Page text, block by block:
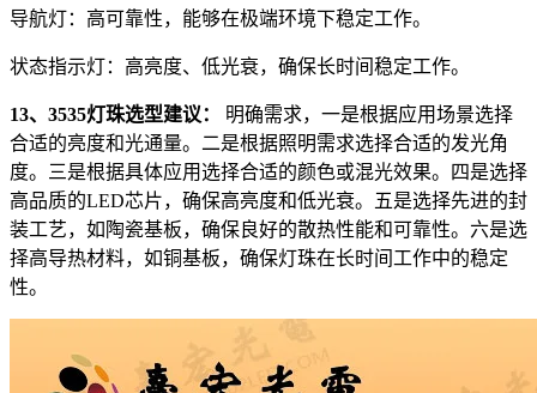
导航灯：高可靠性，能够在极端环境下稳定工作。
状态指示灯：高亮度、低光衰，确保长时间稳定工作。
13、3535灯珠选型建议：
明确需求，一是根据应用场景选择
合适的亮度和光通量。二是根据照明需求选择合适的发光角
度。三是根据具体应用选择合适的颜色或混光效果。四是选择
高品质的LED芯片，确保高亮度和低光衰。五是选择先进的封
装工艺，如陶瓷基板，确保良好的散热性能和可靠性。六是选
择高导热材料，如铜基板，确保灯珠在长时间工作中的稳定
性。